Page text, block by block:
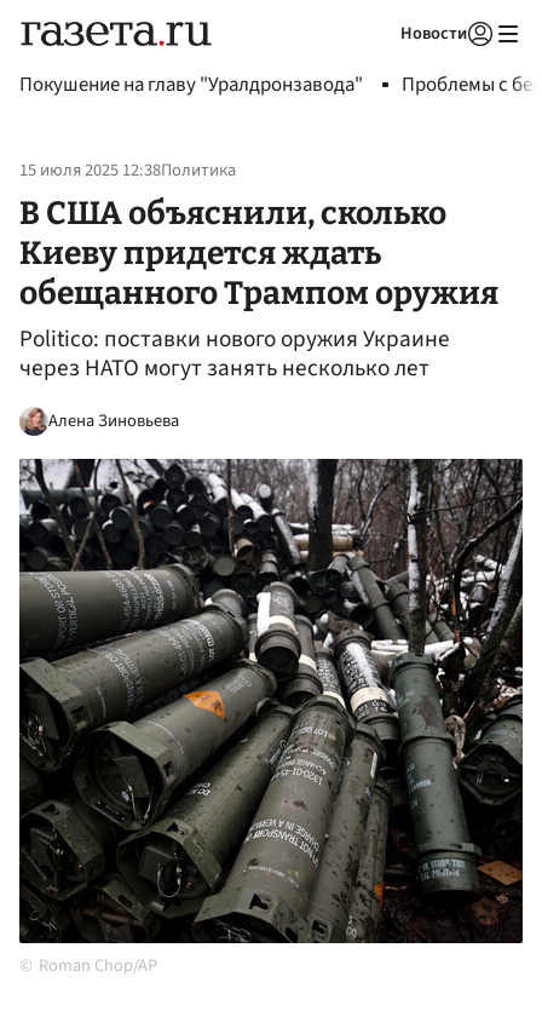
Новости
Покушение на главу "Уралдронзавода" Проблемы с
15 июля 2025 12:38Политика
В США объяснили, сколько
Киеву придется ждать
обещанного Трампом оружия
Politico: поставки нового оружия Украине
через НАТО могут занять несколько лет
Алена Зиновьева
Roman Chop/AP